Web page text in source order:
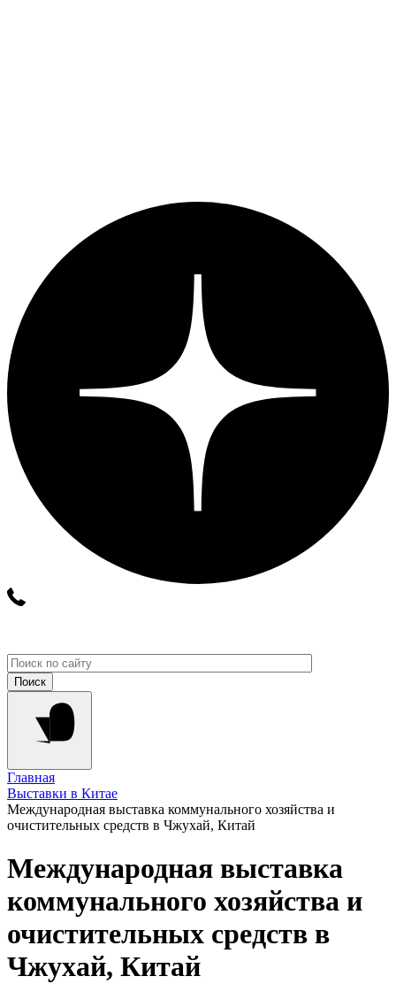
Главная
Выставки в Китае
Международная выставка коммунального хозяйства и
очистительных средств в Чжухай, Китай
Международная выставка
коммунального хозяйства и
очистительных средств в
Чжухай, Китай